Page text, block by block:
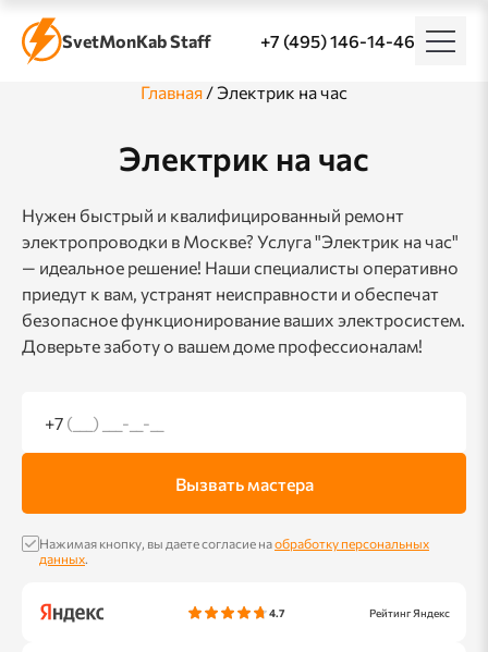
SvetMonKab Staff +7 (495) 146-14-46
Главная /Электрик на час
Электрик на час
Нужен быстрый и квалифицированный ремонт
электропроводки в Москве? Услуга "Электрик на час"
— идеальное решение! Наши специалисты оперативно
приедут к вам, устранят неисправности и обеспечат
безопасное функционирование ваших электросистем.
Доверьте заботу о вашем доме профессионалам!
+7 (___) ___-__-__
Вызвать мастера
Нажимая кнопку, вы даете согласие наобработку персональных
данных.
4.7 Рейтинг Яндекс